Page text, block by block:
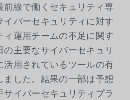
前線で働くセキュリティ専
イバーセキュリティに対す
ィ運用チームの不足に関す
主要なサイバーセキュリ
活用されているツールの有
した。結果の一部は予想
イバーセキュリティプラ